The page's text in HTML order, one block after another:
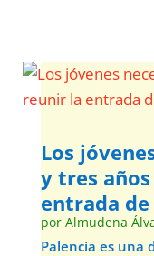
Los
y tres
entrada
por Almudena
Palencia es una